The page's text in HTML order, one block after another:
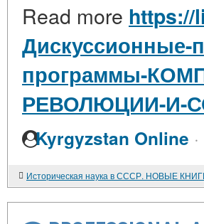
Read more https://
программы-
РЕВОЛЮЦИИ-И-
Kyrgyzstan Online ·
Историческая наука в СССР. НОВЫЕ